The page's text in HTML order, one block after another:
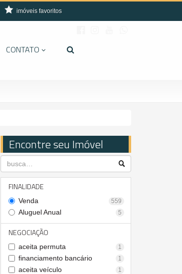
imóveis favoritos
CONTATO
Encontre seu Imóvel
FINALIDADE
Venda 559
Aluguel Anual 5
NEGOCIAÇÃO
aceita permuta 1
financiamento bancário 1
aceita veículo 1